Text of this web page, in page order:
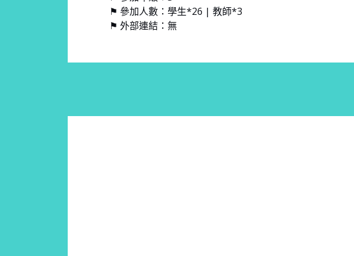
⚑ 參加人數：學生*26 | 教師*3
⚑ 外部連結：無